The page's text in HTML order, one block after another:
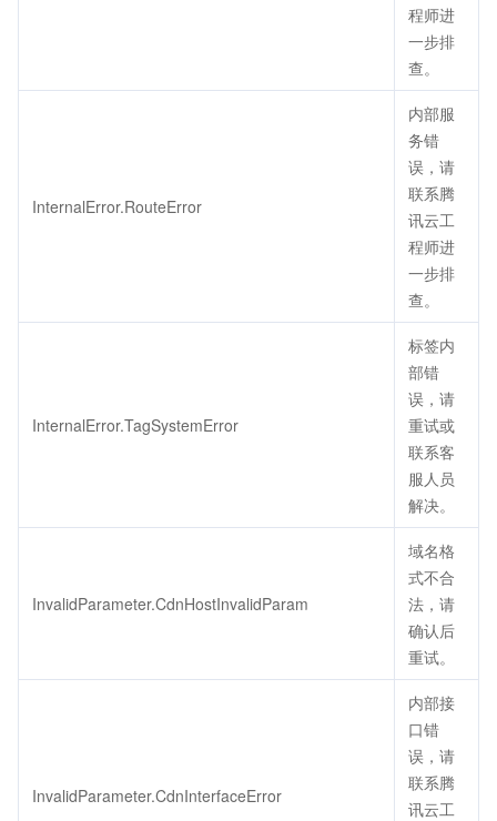
程师进
一步排
查。
InternalError.RouteError
内部服
务错
误，请
联系腾
讯云工
程师进
一步排
查。
InternalError.TagSystemError
标签内
部错
误，请
重试或
联系客
服人员
解决。
InvalidParameter.CdnHostInvalidParam
域名格
式不合
法，请
确认后
重试。
InvalidParameter.CdnInterfaceError
内部接
口错
误，请
联系腾
讯云工